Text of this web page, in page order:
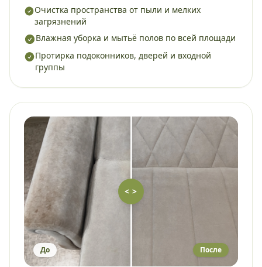
Очистка пространства от пыли и мелких
загрязнений
Влажная уборка и мытьё полов по всей площади
Протирка подоконников, дверей и входной
группы
< >
До После